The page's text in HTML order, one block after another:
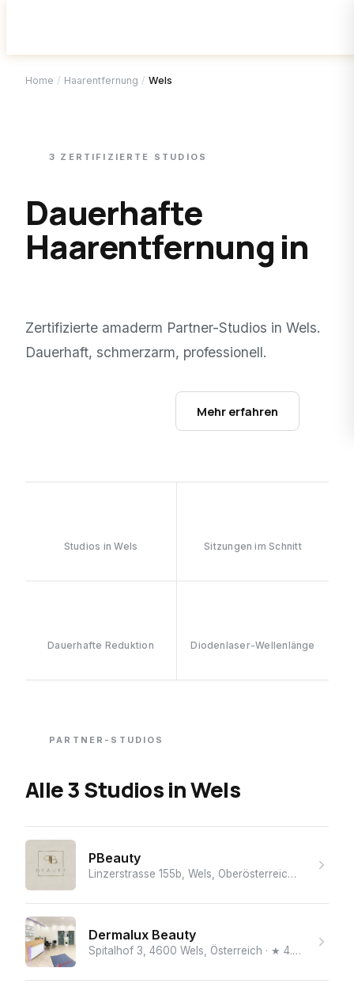
Home / Haarentfernung / Wels
3 ZERTIFIZIERTE STUDIOS
Dauerhafte
Haarentfernung in
Zertifizierte amaderm Partner-Studios in Wels.
Dauerhaft, schmerzarm, professionell.
Mehr erfahren
Studios in Wels Sitzungen im Schnitt
Dauerhafte Reduktion Diodenlaser-Wellenlänge
PARTNER-STUDIOS
Alle 3 StudiosinWels
PBeauty
Linzerstrasse 155b, Wels, Oberösterreich, 4600, Austria
Dermalux Beauty
Spitalhof 3, 4600 Wels, Österreich · ★ 4.7 (42)